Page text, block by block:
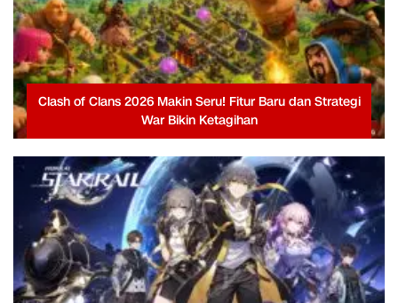
Clash of Clans 2026 Makin Seru! Fitur Baru dan Strategi
War Bikin Ketagihan